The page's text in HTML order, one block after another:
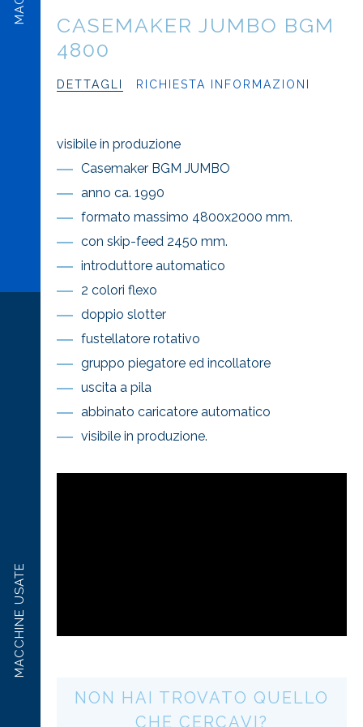
MACCHINE USATE
CASEMAKER JUMBO BGM
4800
DETTAGLI RICHIESTA INFORMAZIONI
visibile in produzione
Casemaker BGM JUMBO
anno ca. 1990
formato massimo 4800x2000 mm.
con skip-feed 2450 mm.
introduttore automatico
2 colori flexo
doppio slotter
fustellatore rotativo
gruppo piegatore ed incollatore
uscita a pila
abbinato caricatore automatico
visibile in produzione.
NON HAI TROVATO QUELLO
CHE CERCAVI?